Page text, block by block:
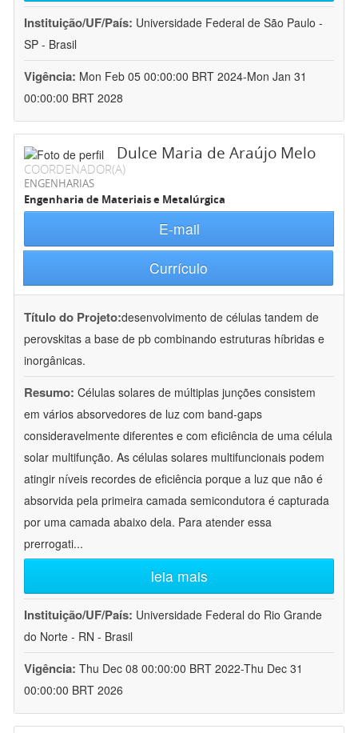
Instituição/UF/País: Universidade Federal de São Paulo -
SP - Brasil
Vigência: Mon Feb 05 00:00:00 BRT 2024-Mon Jan 31
00:00:00 BRT 2028
Dulce Maria de Araújo Melo
COORDENADOR(A)
ENGENHARIAS
Engenharia de Materiais e Metalúrgica
E-mail
Currículo
Título do Projeto:desenvolvimento de células tandem de
perovskitas a base de pb combinando estruturas híbridas e
inorgânicas.
Resumo: Células solares de múltiplas junções consistem
em vários absorvedores de luz com band-gaps
consideravelmente diferentes e com eficiência de uma célula
solar multifunção. As células solares multifuncionais podem
atingir níveis recordes de eficiência porque a luz que não é
absorvida pela primeira camada semicondutora é capturada
por uma camada abaixo dela. Para atender essa
prerrogati...
leia mais
Instituição/UF/País: Universidade Federal do Rio Grande
do Norte - RN - Brasil
Vigência: Thu Dec 08 00:00:00 BRT 2022-Thu Dec 31
00:00:00 BRT 2026